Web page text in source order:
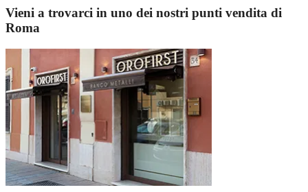
Vieni a trovarci in uno dei nostri punti vendita di
Roma